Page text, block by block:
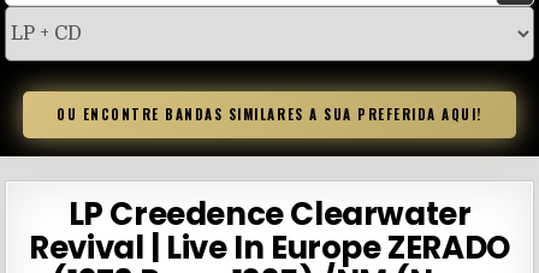
tipo
OU ENCONTRE BANDAS SIMILARES A SUA PREFERIDA AQUI!
LP Creedence Clearwater
Revival | Live In Europe ZERADO